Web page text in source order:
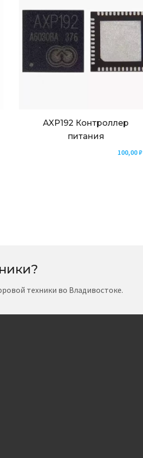
AXP192 Контроллер
питания
100,00₽
техники во Владивостоке.